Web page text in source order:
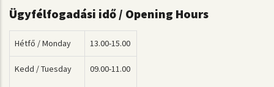
Ügyfélfogadási idő / Opening Hours
Hétfő / Monday 13.00-15.00
Kedd / Tuesday 09.00-11.00